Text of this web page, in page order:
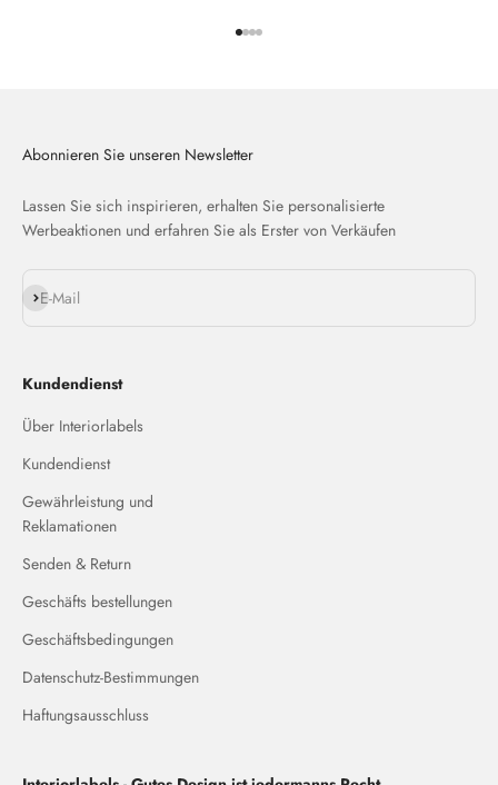
Abonnieren Sie unseren Newsletter
Lassen Sie sich inspirieren, erhalten Sie personalisierte
Werbeaktionen und erfahren Sie als Erster von Verkäufen
E-Mail
Abonnieren
Kundendienst
Über Interiorlabels
Kundendienst
Gewährleistung und
Reklamationen
Senden & Return
Geschäfts bestellungen
Geschäftsbedingungen
Datenschutz-Bestimmungen
Haftungsausschluss